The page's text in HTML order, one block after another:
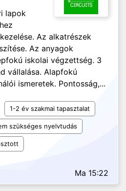
lapok
Az alkatrészek
Az anyagok
iskolai végzettség. 3
vállalása. Alapfokú
ismeretek. Pontosság,...
1-2 év szakmai tapasztalat
szükséges nyelvtudás
Ma 15:22